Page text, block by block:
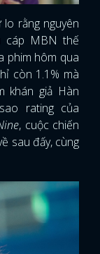
rằng nguyên
MBN thế
phim hôm qua
còn 1.1% mà
khán giả Hàn
rating của
, cuộc chiến
sau đấy, cùng